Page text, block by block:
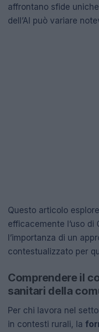
affrontano sfide
dell’AI può variare
Questo articolo
efficacemente l’uso di
l’importanza di un
contestualizzato per
Comprendere il
sanitari della
Per chi lavora nel
in contesti rurali, la